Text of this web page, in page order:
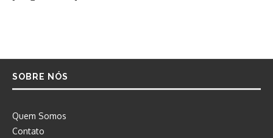
SOBRE NÓS
Quem Somos
Contato